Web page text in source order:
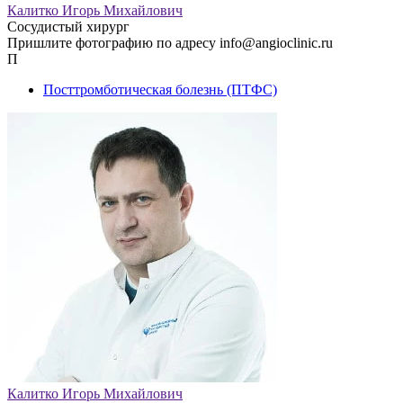
Калитко Игорь Михайлович
Сосудистый хирург
Пришлите фотографию по адресу info@angioclinic.ru
П
Посттромботическая болезнь (ПТФС)
Калитко Игорь Михайлович